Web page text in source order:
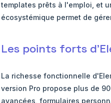
templates prêts à l'emploi, et
écosystémique permet de
Les points forts
La richesse fonctionnelle
version Pro propose plus de
avancées, formulaires